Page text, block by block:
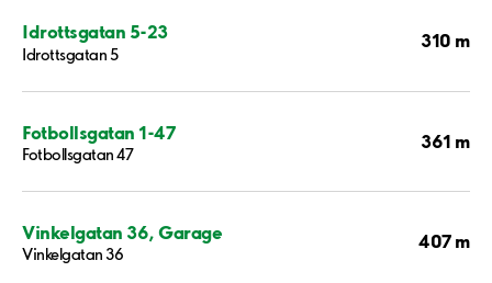
Idrottsgatan 5-23
Idrottsgatan 5
310 m
Fotbollsgatan 1-47
Fotbollsgatan 47
361 m
Vinkelgatan 36, Garage
Vinkelgatan 36
407 m